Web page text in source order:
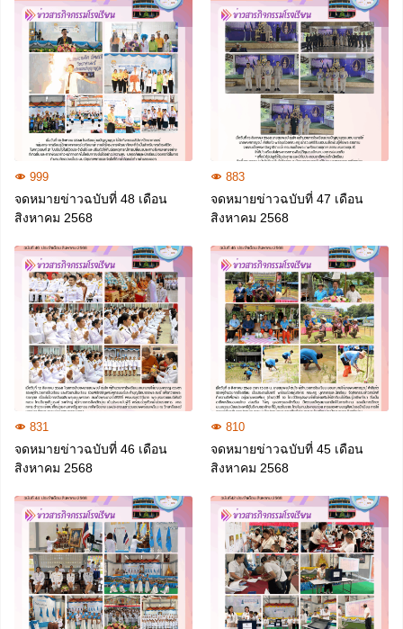
999
จดหมายข่าวฉบับที่ 48 เดือน
สิงหาคม 2568
883
จดหมายข่าวฉบับที่ 47 เดือน
สิงหาคม 2568
831
จดหมายข่าวฉบับที่ 46 เดือน
สิงหาคม 2568
810
จดหมายข่าวฉบับที่ 45 เดือน
สิงหาคม 2568